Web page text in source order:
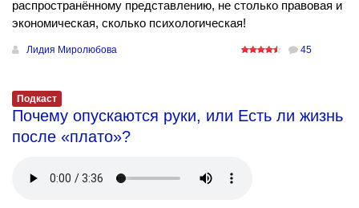
распространённому представлению, не столько правовая и
экономическая, сколько психологическая!
Лидия Миролюбова 45
Подкаст
Почему опускаются руки, или Есть ли жизнь
после «плато»?